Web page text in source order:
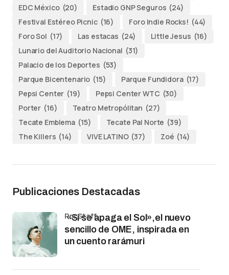
EDC México (20) Estadio GNP Seguros (24)
Festival Estéreo Picnic (16) Foro Indie Rocks! (44)
Foro Sol (17) Las estacas (24) Little Jesus (16)
Lunario del Auditorio Nacional (31)
Palacio de los Deportes (53)
Parque Bicentenario (15) Parque Fundidora (17)
Pepsi Center (19) Pepsi Center WTC (30)
Porter (16) Teatro Metropólitan (27)
Tecate Emblema (15) Tecate Pal Norte (39)
The Killers (14) VIVE LATINO (37) Zoé (14)
Publicaciones Destacadas
«Si se apaga el Sol»,el nuevo
sencillo de OME, inspirada en
un cuento rarámuri
por Staff